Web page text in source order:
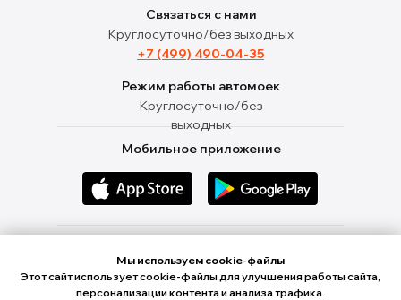
Мы используем cookie-файлы
Этот сайт использует cookie-файлы для улучшения работы сайта,
персонализации контента и анализа трафика.
+7 (499) 490-04-35
Круглосуточно/без
выходных
Связаться с нами
Режим работы автомоек
Круглосуточно/без выходных
Мобильное приложение